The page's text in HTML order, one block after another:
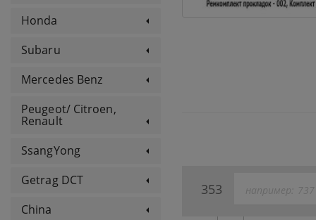
Honda
Subaru
Mercedes Benz
Peugeot/ Citroen,
Renault
SsangYong
Getrag DCT
China
353